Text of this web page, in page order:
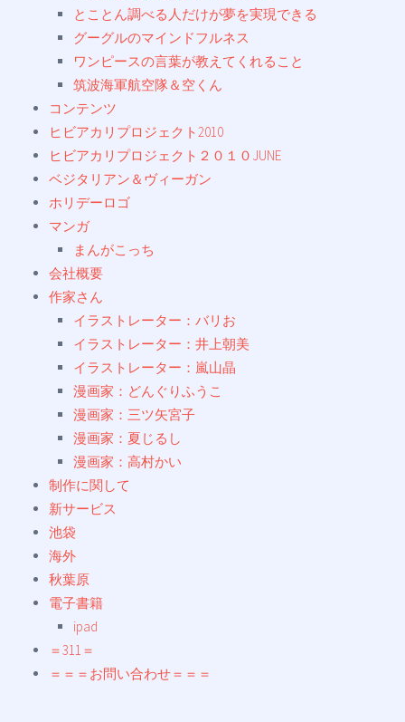
とことん調べる人だけが夢を実現できる
グーグルのマインドフルネス
ワンピースの言葉が教えてくれること
筑波海軍航空隊＆空くん
コンテンツ
ヒビアカリプロジェクト2010
ヒビアカリプロジェクト２０１０JUNE
ベジタリアン＆ヴィーガン
ホリデーロゴ
マンガ
まんがこっち
会社概要
作家さん
イラストレーター：バリお
イラストレーター：井上朝美
イラストレーター：嵐山晶
漫画家：どんぐりふうこ
漫画家：三ツ矢宮子
漫画家：夏じるし
漫画家：高村かい
制作に関して
新サービス
池袋
海外
秋葉原
電子書籍
ipad
＝311＝
＝＝＝お問い合わせ＝＝＝